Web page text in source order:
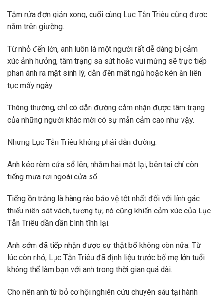
Tắm rửa đơn giản xong, cuối cùng Lục Tẫn Triêu cũng được
nằm trên giường.
Từ nhỏ đến lớn, anh luôn là một người rất dễ dàng bị cảm
xúc ảnh hưởng, tâm trạng sa sút hoặc vui mừng sẽ trực tiếp
phản ánh ra mặt sinh lý, dẫn đến mất ngủ hoặc kén ăn liên
tục mấy ngày.
Thông thường, chỉ có dẫn đường cảm nhận được tâm trạng
của những người khác mới có sự mẫn cảm cao như vậy.
Nhưng Lục Tẫn Triêu không phải dẫn đường.
Anh kéo rèm cửa sổ lên, nhắm hai mắt lại, bên tai chỉ còn
tiếng mưa rơi ngoài cửa sổ.
Tiếng ồn trắng là hàng rào bảo vệ tốt nhất đối với lính gác
thiếu niên sát vách, tương tự, nó cũng khiến cảm xúc của Lục
Tẫn Triêu dần dần bình tĩnh lại.
Anh sớm đã tiếp nhận được sự thật bố không còn nữa. Từ
lúc còn nhỏ, Lục Tẫn Triêu đã định liệu trước bố mẹ lớn tuổi
không thể làm bạn với anh trong thời gian quá dài.
Cho nên anh từ bỏ cơ hội nghiên cứu chuyên sâu tại hành